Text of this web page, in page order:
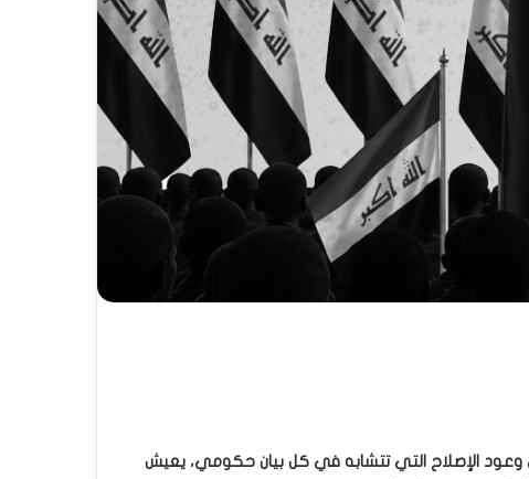
وعود الإصلاح التي تتشابه في كل بيان حكومي، يعيش